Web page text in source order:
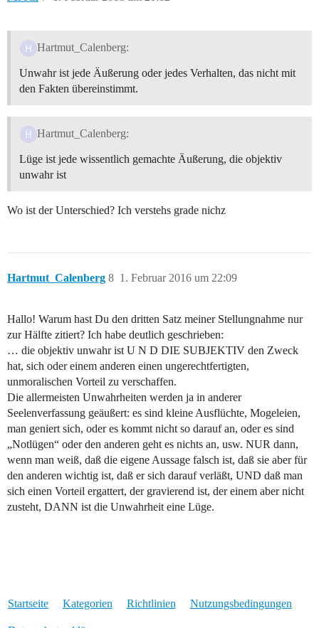
Hartmut_Calenberg:
Unwahr ist jede Äußerung oder jedes Verhalten, das nicht mit
den Fakten übereinstimmt.
Hartmut_Calenberg:
Lüge ist jede wissentlich gemachte Äußerung, die objektiv
unwahr ist
Wo ist der Unterschied? Ich verstehs grade nichz
Hartmut_Calenberg 1. Februar 2016 um 22:09
8
Hallo! Warum hast Du den dritten Satz meiner Stellungnahme nur
zur Hälfte zitiert? Ich habe deutlich geschrieben:
… die objektiv unwahr ist U N D DIE SUBJEKTIV den Zweck
hat, sich oder einem anderen einen ungerechtfertigten,
unmoralischen Vorteil zu verschaffen.
Die allermeisten Unwahrheiten werden ja in anderer
Seelenverfassung geäußert: es sind kleine Ausflüchte, Mogeleien,
man geniert sich, oder es kommt nicht so darauf an, oder es sind
„Notlügen“ oder den anderen geht es nichts an, usw. NUR dann,
wenn man weiß, daß die eigene Aussage falsch ist, daß sie aber für
den anderen wichtig ist, daß er sich darauf verläßt, UND daß man
sich einen Vorteil ergattert, der gravierend ist, der einem aber nicht
zusteht, DANN ist die Unwahrheit eine Lüge.
Startseite Kategorien Richtlinien Nutzungsbedingungen